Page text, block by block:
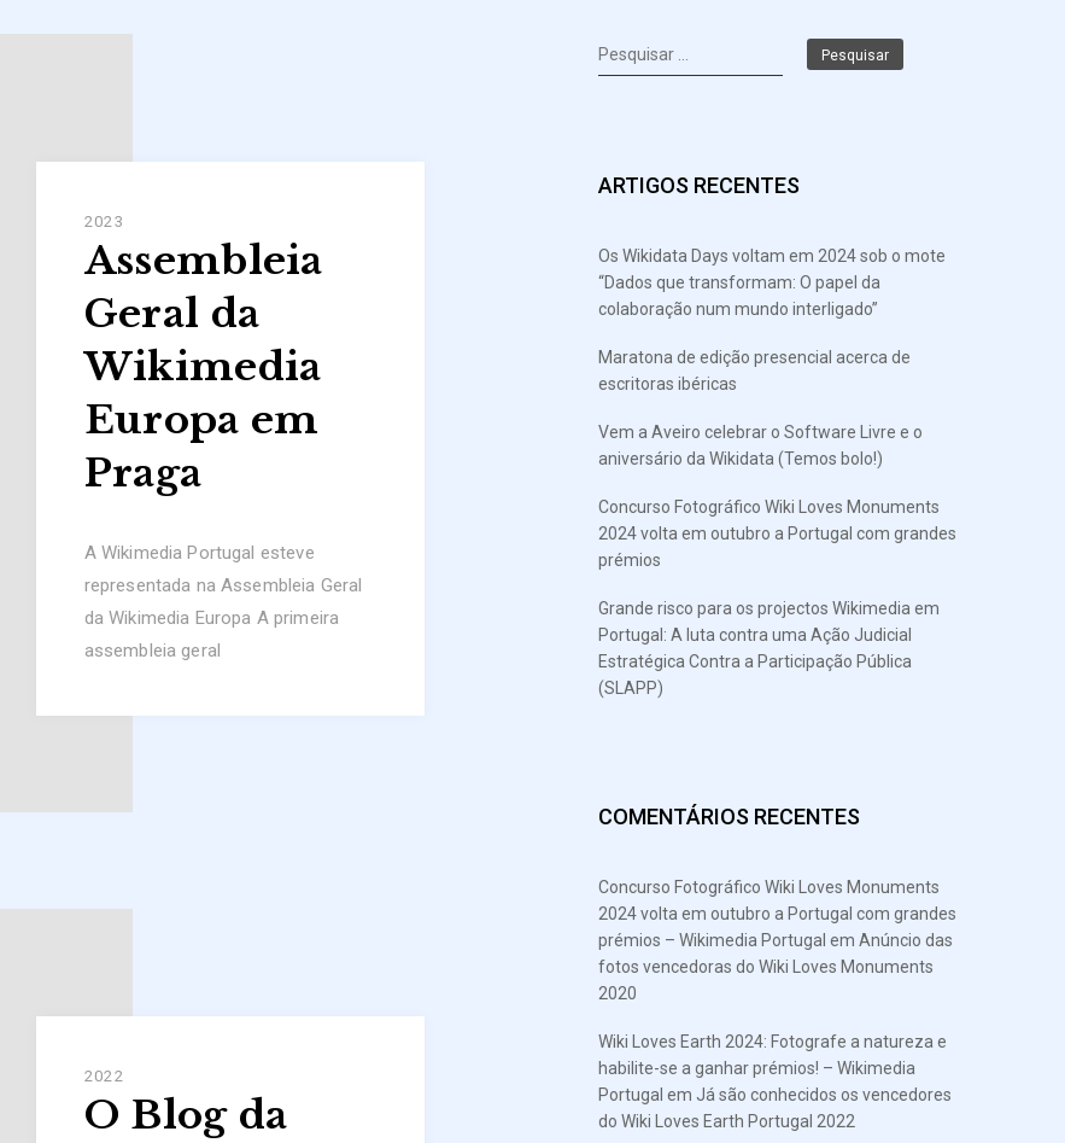
2023
Assembleia
Geral da
Wikimedia
Europa em
Praga
A Wikimedia Portugal esteve
representada na Assembleia Geral
da Wikimedia Europa A primeira
assembleia geral
2022
O Blog da
Pesquisar
por:
ARTIGOS RECENTES
Os Wikidata Days voltam em 2024 sob o mote
“Dados que transformam: O papel da
colaboração num mundo interligado”
Maratona de edição presencial acerca de
escritoras ibéricas
Vem a Aveiro celebrar o Software Livre e o
aniversário da Wikidata (Temos bolo!)
Concurso Fotográfico Wiki Loves Monuments
2024 volta em outubro a Portugal com grandes
prémios
Grande risco para os projectos Wikimedia em
Portugal: A luta contra uma Ação Judicial
Estratégica Contra a Participação Pública
(SLAPP)
COMENTÁRIOS RECENTES
Concurso Fotográfico Wiki Loves Monuments
2024 volta em outubro a Portugal com grandes
prémios – Wikimedia Portugal em Anúncio das
fotos vencedoras do Wiki Loves Monuments
2020
Wiki Loves Earth 2024: Fotografe a natureza e
habilite-se a ganhar prémios! – Wikimedia
Portugal em Já são conhecidos os vencedores
do Wiki Loves Earth Portugal 2022